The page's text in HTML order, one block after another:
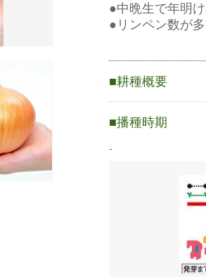
●中晩生で年明
●リンペン数が
耕種概要
播種時期
-